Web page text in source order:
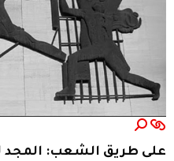
على طريق الشعب: المجد